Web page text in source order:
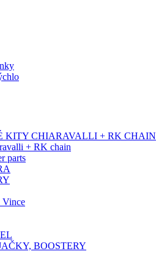
KITY CHIARAVALLI + RK CHAIN
+ RK chain
parts
Vince
BOOSTERY